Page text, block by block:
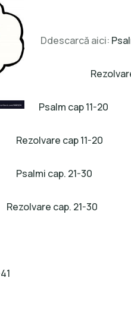
Ddescarcă aici:
Psalm cap 11-20
Rezolvare cap 11-20
Psalmi cap. 21-30
Rezolvare cap. 21-30